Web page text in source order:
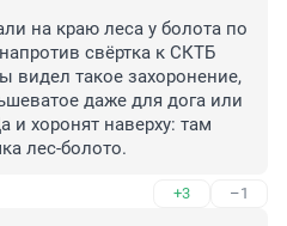
на краю леса у болота по
свёртка к СКТБ
видел такое захоронение,
даже для дога или
и хоронят наверху: там
лес-болото.
+3 –1